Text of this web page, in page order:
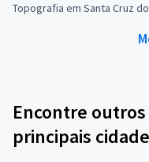
Topografia em Santa Cruz
Encontre
principais